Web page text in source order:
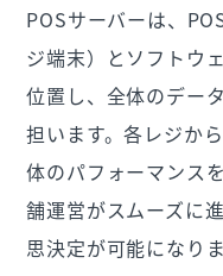
POSサーバーは、
ジ端末）とソフトウ
位置し、全体のデー
担います。各レジか
体のパフォーマンス
舗運営がスムーズに
思決定が可能になりま